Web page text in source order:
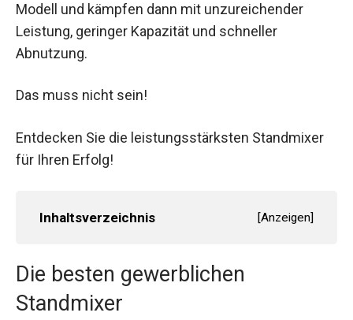
Modell und kämpfen dann mit unzureichender
Leistung, geringer Kapazität und schneller
Abnutzung.
Das muss nicht sein!
Entdecken Sie die leistungsstärksten Standmixer
für Ihren Erfolg!
Inhaltsverzeichnis [Anzeigen]
Die besten gewerblichen
Standmixer